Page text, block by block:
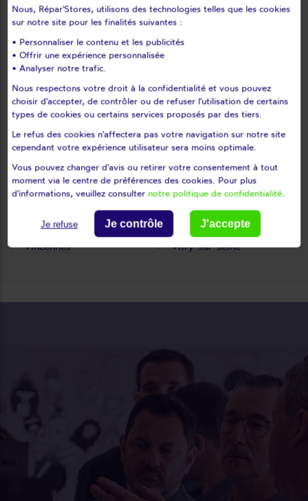
Le kremlin-bicêtre
Le perreux-sur-marne
Le plessis-trévise
Limeil-brévannes
L'hay-les-roses
Maisons-alfort
Mandres-les-roses
Orly
Ormesson-sur-marne
Périgny
Rungis
Saint-mandé
Saint-maur-des-fossés
Saint-maurice
Santeny
Sucy-en-brie
Thiais
Valenton
Villecresnes
Villeneuve-le-roi
Villeneuve-saint-georges
Villiers-sur-marne
Vincennes
Vitry-sur-seine
Nous, Répar'Stores, utilisons des technologies telles que les cookies
sur notre site pour les finalités suivantes :
• Personnaliser le contenu et les publicités
• Offrir une expérience personnalisée
• Analyser notre trafic.
Nous respectons votre droit à la confidentialité et vous pouvez
choisir d'accepter, de contrôler ou de refuser l'utilisation de certains
types de cookies ou certains services proposés par des tiers.
Le refus des cookies n'affectera pas votre navigation sur notre site
cependant votre expérience utilisateur sera moins optimale.
Vous pouvez changer d'avis ou retirer votre consentement à tout
moment via le centre de préférences des cookies. Pour plus
d'informations, veuillez consulter notre politique de confidentialité.
Je refuse Je contrôle J'accepte